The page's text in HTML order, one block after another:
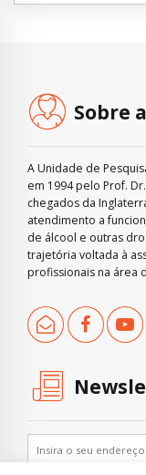
Sobre
A Unidade de
em 1994 pelo Prof.
chegados da
atendimento a
de álcool e outras
trajetória voltada à
profissionais na área